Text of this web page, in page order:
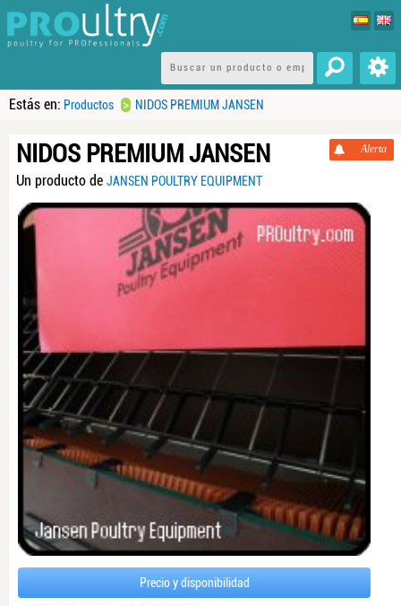
Estás en: Productos > NIDOS PREMIUM JANSEN
NIDOS PREMIUM JANSEN Alerta
Un producto de JANSEN POULTRY EQUIPMENT
Precio y disponibilidad